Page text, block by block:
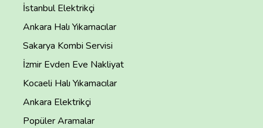
İstanbul Elektrikçi
Ankara Halı Yıkamacılar
Sakarya Kombi Servisi
İzmir Evden Eve Nakliyat
Kocaeli Halı Yıkamacılar
Ankara Elektrikçi
Popüler Aramalar